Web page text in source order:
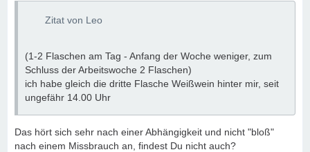
Zitat von Leo
(1-2 Flaschen am Tag - Anfang der Woche weniger, zum
Schluss der Arbeitswoche 2 Flaschen)
ich habe gleich die dritte Flasche Weißwein hinter mir, seit
ungefähr 14.00 Uhr
Das hört sich sehr nach einer Abhängigkeit und nicht "bloß"
nach einem Missbrauch an, findest Du nicht auch?